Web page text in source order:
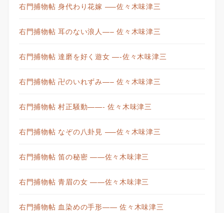
右門捕物帖 身代わり花嫁 —–佐々木味津三
右門捕物帖 耳のない浪人—– 佐々木味津三
右門捕物帖 達磨を好く遊女 —-佐々木味津三
右門捕物帖 卍のいれずみ—– 佐々木味津三
右門捕物帖 村正騒動——- 佐々木味津三
右門捕物帖 なぞの八卦見 —–佐々木味津三
右門捕物帖 笛の秘密 ——佐々木味津三
右門捕物帖 青眉の女 ——佐々木味津三
右門捕物帖 血染めの手形—— 佐々木味津三